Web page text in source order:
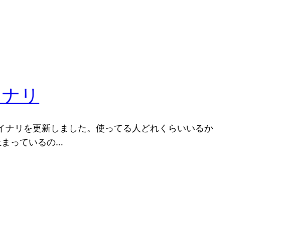
リ
ナリを更新しました。使ってる人どれくらいいるか
っているの…